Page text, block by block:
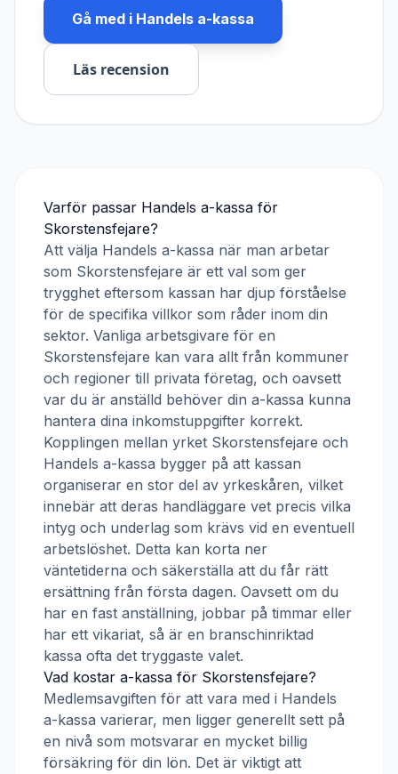
Gå med i Handels a-kassa
Läs recension
Varför passar Handels a-kassa för
Skorstensfejare?
Att välja Handels a-kassa när man arbetar
som Skorstensfejare är ett val som ger
trygghet eftersom kassan har djup förståelse
för de specifika villkor som råder inom din
sektor. Vanliga arbetsgivare för en
Skorstensfejare kan vara allt från kommuner
och regioner till privata företag, och oavsett
var du är anställd behöver din a-kassa kunna
hantera dina inkomstuppgifter korrekt.
Kopplingen mellan yrket Skorstensfejare och
Handels a-kassa bygger på att kassan
organiserar en stor del av yrkeskåren, vilket
innebär att deras handläggare vet precis vilka
intyg och underlag som krävs vid en eventuell
arbetslöshet. Detta kan korta ner
väntetiderna och säkerställa att du får rätt
ersättning från första dagen. Oavsett om du
har en fast anställning, jobbar på timmar eller
har ett vikariat, så är en branschinriktad
kassa ofta det tryggaste valet.
Vad kostar a-kassa för Skorstensfejare?
Medlemsavgiften för att vara med i Handels
a-kassa varierar, men ligger generellt sett på
en nivå som motsvarar en mycket billig
försäkring för din lön. Det är viktigt att